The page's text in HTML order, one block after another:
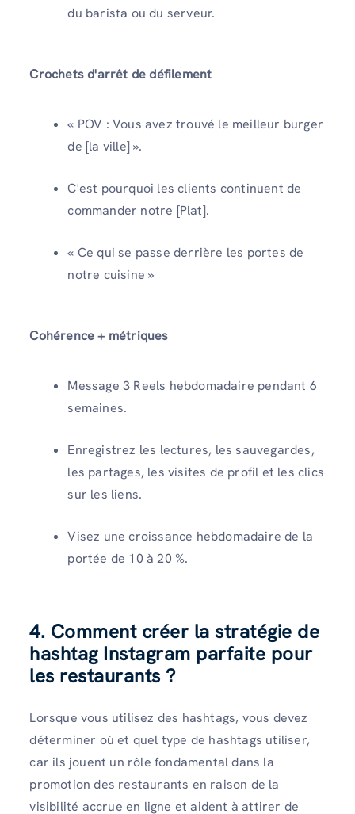
du barista ou du serveur.
Crochets d'arrêt de défilement
« POV : Vous avez trouvé le meilleur burger
de [la ville] ».
C'est pourquoi les clients continuent de
commander notre [Plat].
« Ce qui se passe derrière les portes de
notre cuisine »
Cohérence + métriques
Message 3 Reels hebdomadaire pendant 6
semaines.
Enregistrez les lectures, les sauvegardes,
les partages, les visites de profil et les clics
sur les liens.
Visez une croissance hebdomadaire de la
portée de 10 à 20 %.
4. Comment créer la stratégie de
hashtag Instagram parfaite pour
les restaurants ?
Lorsque vous utilisez des hashtags, vous devez
déterminer où et quel type de hashtags utiliser,
car ils jouent un rôle fondamental dans la
promotion des restaurants en raison de la
visibilité accrue en ligne et aident à attirer de